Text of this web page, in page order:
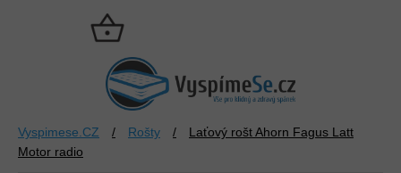
NÁKUPNÍ
KOŠÍK
Vyspimese.CZ / Rošty /
Laťový rošt Ahorn Fagus Latt
Motor radio